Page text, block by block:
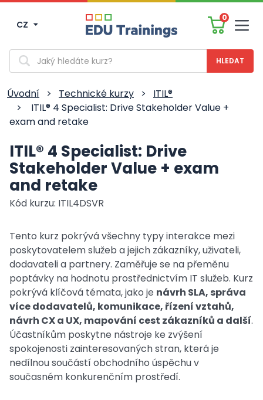
CZ
0
Vyhledávání
Úvodní > Technické kurzy >
ITIL®
>
ITIL® 4 Specialist: Drive Stakeholder Value +
exam and retake
ITIL® 4 Specialist: Drive
Stakeholder Value + exam
and retake
Kód kurzu: ITIL4DSVR
Tento kurz pokrývá všechny typy interakce mezi
poskytovatelem služeb a jejich zákazníky, uživateli,
dodavateli a partnery. Zaměřuje se na přeměnu
poptávky na hodnotu prostřednictvím IT služeb. Kurz
pokrývá klíčová témata, jako je návrh SLA, správa
více dodavatelů, komunikace, řízení vztahů,
návrh CX a UX, mapování cest zákazníků a další.
Účastníkům poskytne nástroje ke zvýšení
spokojenosti zainteresovaných stran, která je
nedílnou součástí obchodního úspěchu v
současném konkurenčním prostředí.